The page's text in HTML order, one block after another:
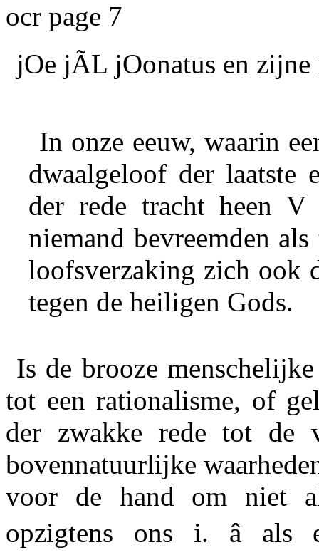
ocr page 7
jOe jÃL jOonatus en
In onze eeuw, waarin
dwaalgeloof der laatste
der rede tracht heen
niemand bevreemden
loofsverzaking zich ook
tegen de heiligen Gods.
Is de brooze
tot een rationalisme, of
der zwakke rede tot de
bovennatuurlijke
voor de hand om niet
opzigtens ons i. â als